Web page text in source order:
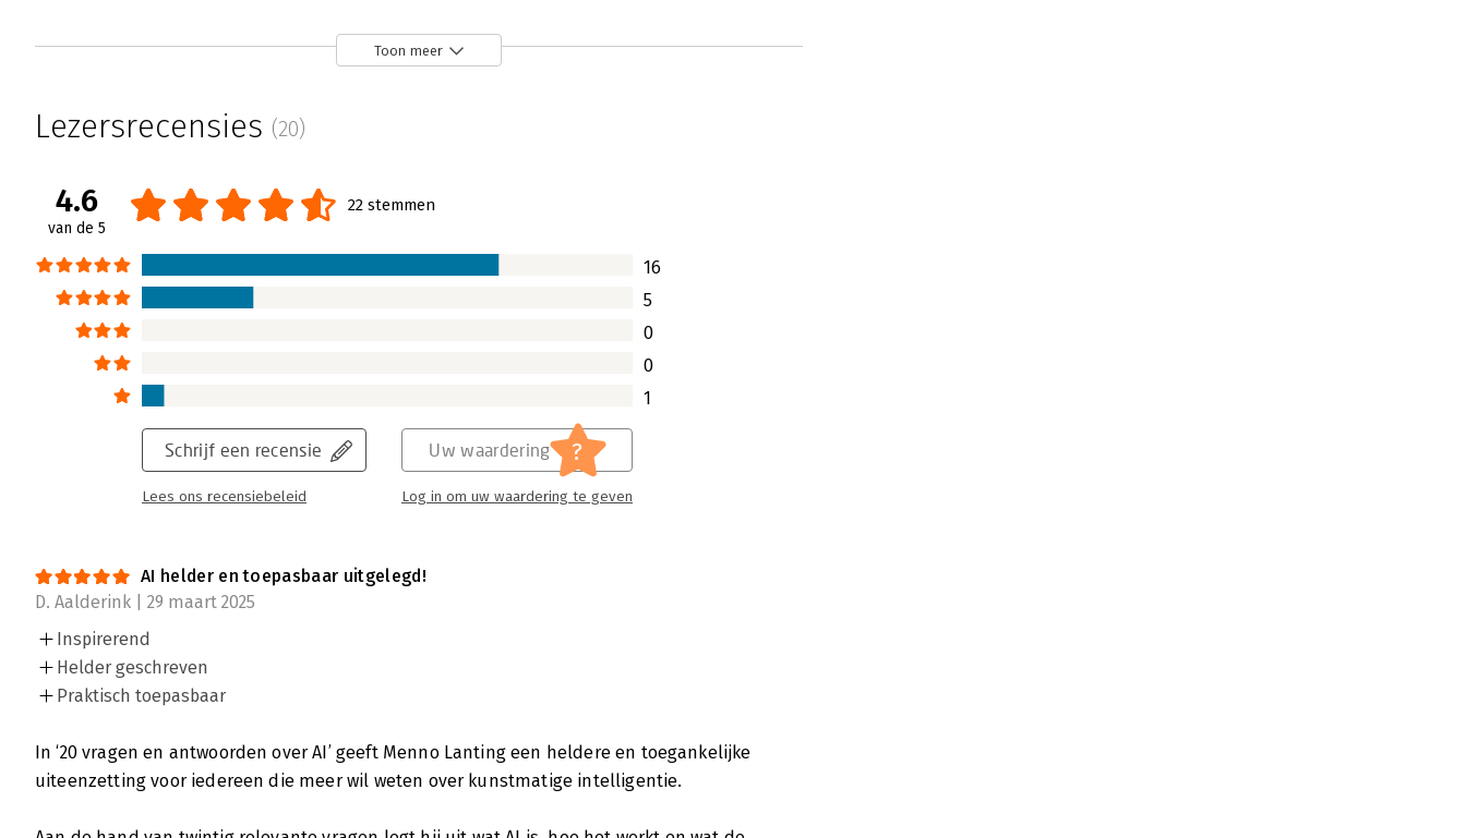
Toon meer
Lezersrecensies (20)
4.6
van de 5
22 stemmen
16
5
0
0
1
Schrijf een recensie
Lees ons recensiebeleid
Uw waardering ?
Log in om uw waardering te geven
AI helder en toepasbaar uitgelegd!
D. Aalderink | 29 maart 2025
Inspirerend
Helder geschreven
Praktisch toepasbaar
In ‘20 vragen en antwoorden over AI’ geeft Menno Lanting een heldere en toegankelijke
uiteenzetting voor iedereen die meer wil weten over kunstmatige intelligentie.